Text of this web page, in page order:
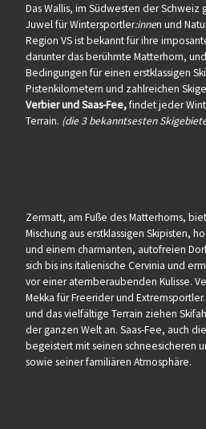
Das Wallis, im Südwesten der Schweiz
Juwel für Wintersportler:innen und
Region VS ist bekannt für ihre
darunter das berühmte Matterhorn,
Bedingungen für einen erstklassigen
Pistenkilometern und zahlreichen
Verbier und Saas-Fee,findet jeder
Terrain. (die 3 bekanntsesten
Zermatt, am Fuße des Matterhorns,
Mischung aus erstklassigen Skipisten,
und einem charmanten, autofreien
sich bis ins italienische Cervinia und
vor einer atemberaubenden Kulisse.
Mekka für Freerider und
und das vielfältige Terrain ziehen
der ganzen Welt an. Saas-Fee, auch
begeistert mit seinen schneesicheren
sowie seiner familiären Atmosphäre.